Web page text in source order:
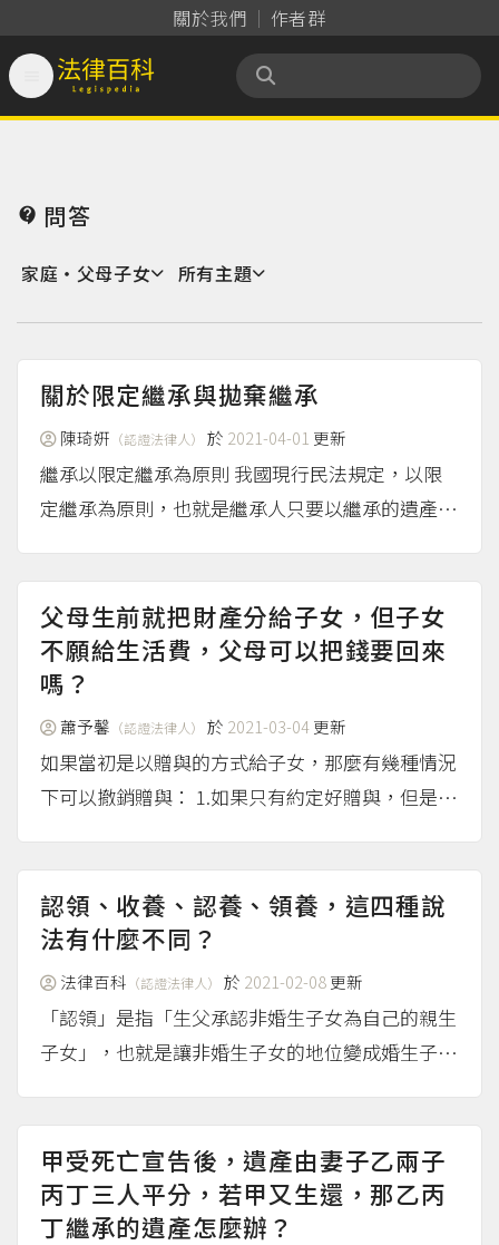
關於我們 作者群
法律百科 Legispedia
 問答
家庭‧父母子女 所有主題
關於限定繼承與拋棄繼承
陳琦姸 （認證法律人） 於 2021-04-01 更新
繼承以限定繼承為原則 我國現行民法規定，以限
定繼承為原則，也就是繼承人只要以繼承的遺產為
拿自己的財產來清償亡者的債務。 限定繼承建議
向法院陳報遺產清冊 自己清算遺產的困境 這種用
遺產清償債務...（more...）
父母生前就把財產分給子女，但子女
不願給生活費，父母可以把錢要回來
嗎？
蕭予馨 （認證法律人） 於 2021-03-04更新
如果當初是以贈與的方式給子女，那麼有幾種情況
下可以撤銷贈與： 1.如果只有約定好贈與，但是贈
登記），可以撤銷贈與。（民法第408條） 2.如果
贈與的同時有約定負擔（例如約定子女應定期給付
扶養費），...（more...）
認領、收養、認養、領養，這四種說
法有什麼不同？
法律百科 （認證法律人） 於 2021-02-08更新
「認領」是指「生父承認非婚生子女為自己的親生
子女」，也就是讓非婚生子女的地位變成婚生子
子女視為自己的子女」； 「認養」、「領養」都
不是民法上的正式用語，而是常見於動植物保護等
其他領域，...（more...）
甲受死亡宣告後，遺產由妻子乙兩子
丙丁三人平分，若甲又生還，那乙丙
丁繼承的遺產怎麼辦？